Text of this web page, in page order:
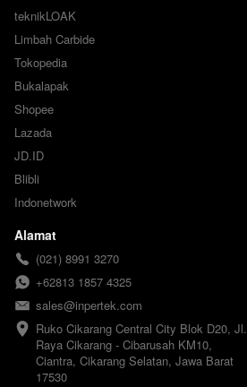
teknikLOAK
Limbah Carbide
Tokopedia
Bukalapak
Shopee
Lazada
JD.ID
Blibli
Indonetwork
Alamat
(021) 8991 3270
+62813 1857 4325
sales@inpertek.com
Ruko Cikarang Central City Blok D20, Jl.
Raya Cikarang - Cibarusah KM10,
Ciantra, Cikarang Selatan, Jawa Barat
17530